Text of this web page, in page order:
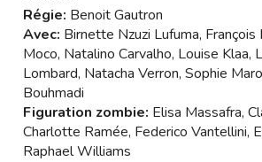
Régie: Benoit Gautron
Avec: Birnette Nzuzi Lufuma, François
Moco, Natalino Carvalho, Louise Klaa,
Lombard, Natacha Verron, Sophie
Bouhmadi
Figuration zombie: Elisa Massafra,
Charlotte Ramée, Federico Vantellini,
Raphael Williams